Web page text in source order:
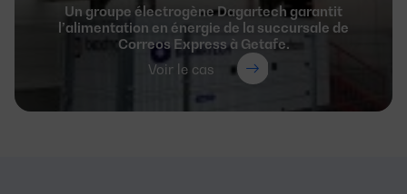
Un groupe électrogène Dagartech garantit
l’alimentation en énergie de la succursale de
Correos Express à Getafe.
Voir le cas